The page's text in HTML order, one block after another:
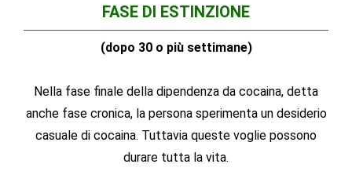
FASE DI ESTINZIONE
(dopo 30 o più settimane)
Nella fase finale della dipendenza da cocaina, detta
anche fase cronica, la persona sperimenta un desiderio
casuale di cocaina. Tuttavia queste voglie possono
durare tutta la vita.